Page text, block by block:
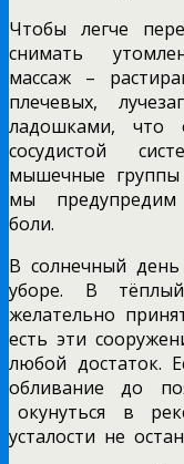
Чтобы легче
снимать
массаж –
плечевых,
ладошками, что
сосудистой
мышечные
мы
боли.
В солнечный
уборе. В
желательно
есть эти
любой достаток.
обливание до
окунуться в
усталости не